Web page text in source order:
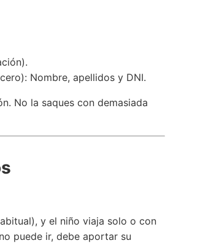
Nombre, apellidos y DNI.
No la saques con demasiada
y el niño viaja solo o con
puede ir, debe aportar su